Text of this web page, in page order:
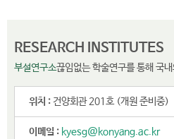
교
RESEARCH INSTITUTES
부설연구소끊임없는 학술연구를 통해 국
위치 : 건양회관 201호 (개원 준비중)
이메일 : kyesg@konyang.ac.kr